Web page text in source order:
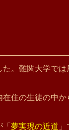
。難関大学で
住の生徒の中
夢実現の近道